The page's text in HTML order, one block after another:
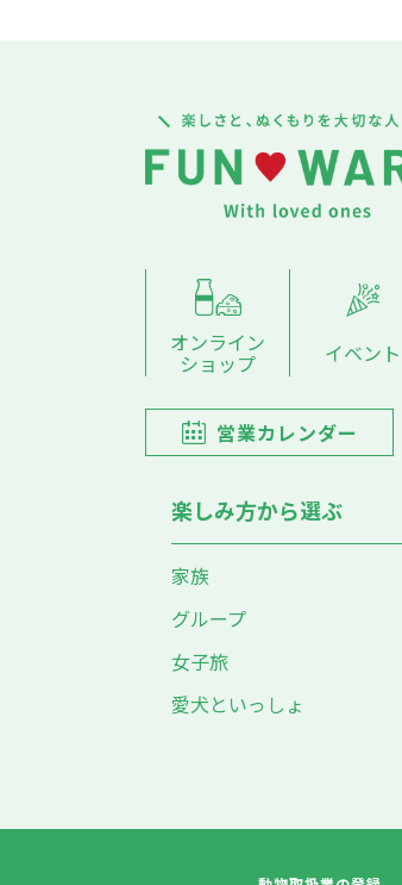
オンライン
ショップ イベント
営業カレンダー
楽しみ方から選ぶ
家族
グループ
女子旅
愛犬といっしょ